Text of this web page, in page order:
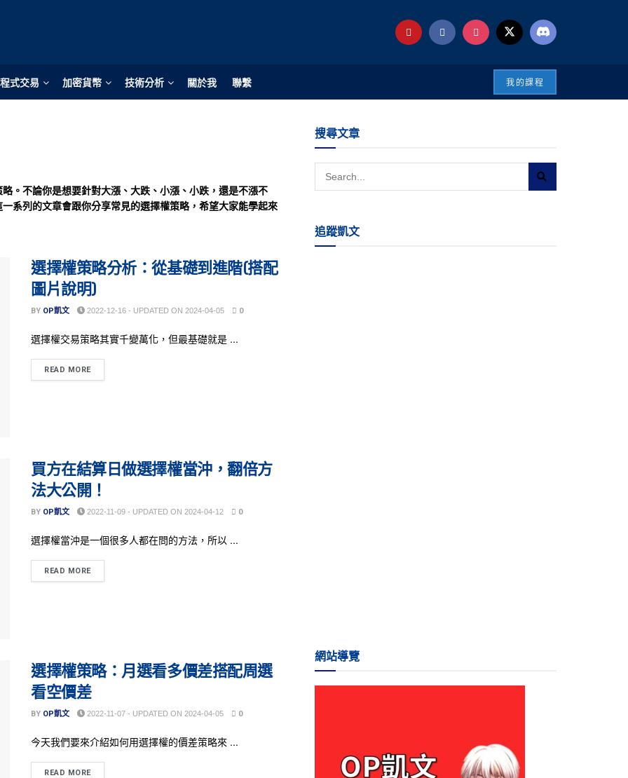
程式交易 加密貨幣 技術分析 關於我 聯繫 我的課程
。不論你是想要針對大漲、大跌、小漲、小跌，還是不漲不
系列的文章會跟你分享常見的選擇權策略，希望大家能學起來
選擇權策略分析：從基礎到進階(搭配
圖片說明)
BY OP凱文 2022-12-16 - UPDATED ON 2024-04-05 0
選擇權交易策略其實千變萬化，但最基礎就是 ...
READ MORE
買方在結算日做選擇權當沖，翻倍方
法大公開！
BY OP凱文 2022-11-09 - UPDATED ON 2024-04-12 0
選擇權當沖是一個很多人都在問的方法，所以 ...
READ MORE
選擇權策略：月選看多價差搭配周選
看空價差
BY OP凱文 2022-11-07 - UPDATED ON 2024-04-05 0
今天我們要來介紹如何用選擇權的價差策略來 ...
READ MORE
搜尋文章
追蹤凱文
網站導覽